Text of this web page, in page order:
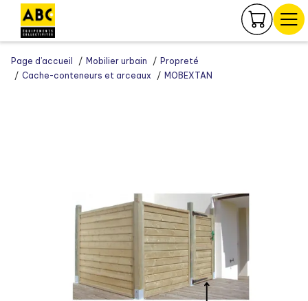
Page d’accueil Mobilier urbain
Propreté
Cache-conteneurs et arceaux
MOBEXTAN
Panneau de gestion des cookies